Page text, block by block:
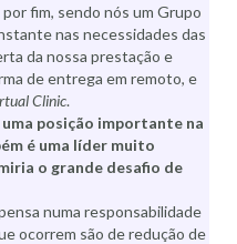
fim, sendo nós um Grupo
nas necessidades das
da nossa prestação e
de entrega em remoto, e
Clinic.
uma posição importante na
é uma líder muito
o grande desafio de
numa responsabilidade
ocorrem são de redução de